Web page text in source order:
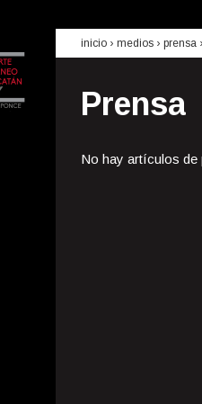
inicio › medios › prensa
Prensa
No hay artículos de